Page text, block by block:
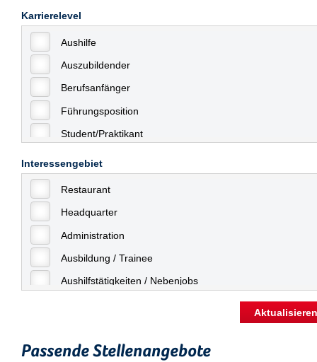
Celle
Chemnitz
Dessau
Dresden
Düsseldorf
Erfurt
Essen
Frankfurt
Frankfurt am Main
Freiburg
Fulda
Göppingen
Hamburg
Karrierelevel
Aushilfe
Auszubildender
Berufsanfänger
Führungsposition
Student/Praktikant
Interessengebiet
Restaurant
Headquarter
Administration
Ausbildung / Trainee
Aushilfstätigkeiten / Nebenjobs
Sonstiges
Passende Stellenangebote